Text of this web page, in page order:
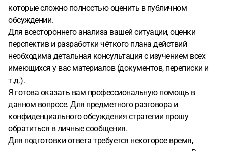
которые сложно полностью оценить в публичном
обсуждении.
Для всестороннего анализа вашей ситуации, оценки
перспектив и разработки чёткого плана действий
необходима детальная консультация с изучением всех
имеющихся у вас материалов (документов, переписки и
т.д.).
Я готова оказать вам профессиональную помощь в
данном вопросе. Для предметного разговора и
конфиденциального обсуждения стратегии прошу
обратиться в личные сообщения.
Для подготовки ответа требуется некоторое время,